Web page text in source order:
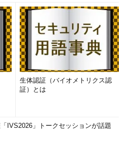
生体認証（バイオメトリクス認
証）とは
IVS2026」トークセッションが話題